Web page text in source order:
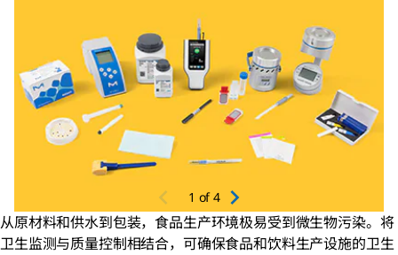
1 of4
从原材料和供水到包装，食品生产环境极易受到微生物污染。将
卫生监测与质量控制相结合，可确保食品和饮料生产设施的卫生